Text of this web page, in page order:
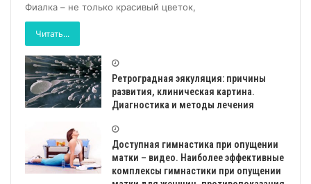
Фиалка – не только красивый цветок,
Читать...
Ретроградная эякуляция: причины
развития, клиническая картина.
Диагностика и методы лечения
Доступная гимнастика при опущении
матки – видео. Наиболее эффективные
комплексы гимнастики при опущении